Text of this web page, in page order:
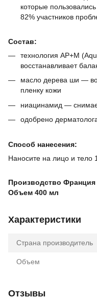
которые
82% участников
Состав:
технология AP+M
восстанавливает
масло дерева ши —
пленку кожи
ниацинамид —
одобрено
Способ нанесения:
Наносите на лицо и тело
Производство Франция
Объем 400 мл
Характеристики
Страна производитель
Объем
Отзывы